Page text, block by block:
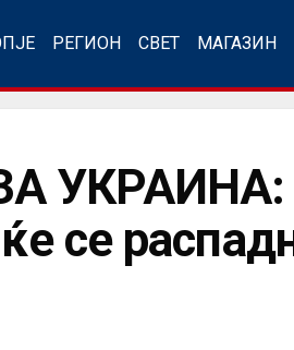
РЕГИОН СВЕТ МАГАЗИН
УКРАИНА:
се